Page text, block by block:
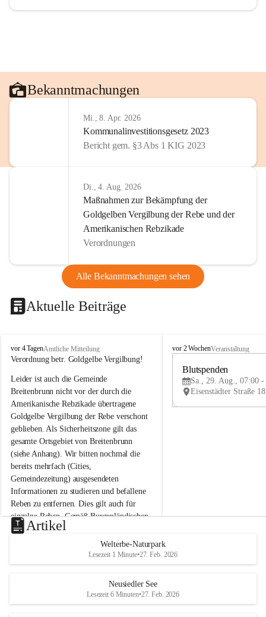
Bekanntmachungen
Mi., 8. Apr. 2026
Kommunalinvestitionsgesetz 2023
Bericht gem. §3 Abs 1 KIG 2023
Di., 4. Aug. 2026
Maßnahmen zur Bekämpfung der
Goldgelben Vergilbung der Rebe und der
Amerikanischen Rebzikade
Verordnungen
Alle Bekanntmachungen sehen
Aktuelle Beiträge
B
r
i
t
e
n
b
r
u
n
n
a
m
N
e
u
s
d
S
vor 4 TagenAmtliche Mitteilung
Verordnung betr. Goldgelbe Vergilbung!
Leider ist auch die Gemeinde
Breitenbrunn nicht vor der durch die
Amerikanische Rebzikade übertragene
Goldgelbe Vergilbung der Rebe verschont
geblieben. Als Sicherheitszone gilt das
gesamte Ortsgebiet von Breitenbrunn
(siehe Anhang). Wir bitten nochmal die
bereits mehrfach (Cities,
Gemeindezeitung) ausgesendeten
Informationen zu studieren und befallene
Reben zu entfernen. Dies gilt auch für
einzelne Reben. Gemäß Burgenländischen
Weinbaugesetz sind nicht gepflegte oder
unzulässige Weingärten zu roden! Bitte
helfen wir zusammen um unsere Winzer
vor den prognostizierten Ernteausfällen
und den daraus folgenden wirtschaftlichen
B
e
u
e
d
r
S
vor 2 WochenVeranstaltung
Blutspenden
Sa., 29. Aug., 07:00 -
Artikel
Welterbe-Naturpark
Lesezeit 1 Minute•27. Feb. 2026
Neusiedler See
Lesezeit 6 Minuten•27. Feb. 2026